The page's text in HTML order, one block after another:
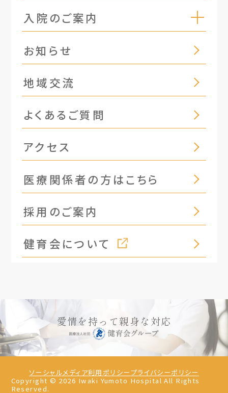
入院のご案内
お知らせ
地域交流
よくあるご質問
アクセス
医療関係者の方はこちら
採用のご案内
健育会について
愛情を持って親身な対応
ソーシャルメディア利用ポリシープライバシーポリシー
Copyright © 2026 Iwaki Yumoto Hospital All Rights
Reserved.